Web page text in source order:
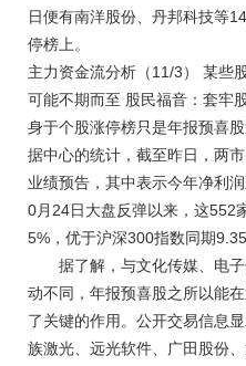
日便有南洋股份、丹邦科技等
停榜上。
主力资金流分析（11/3） 某些
可能不期而至 股民福音：套
身于个股涨停榜只是年报预喜
据中心的统计，截至昨日，两
业绩预告，其中表示今年净利
0月24日大盘反弹以来，这552
5%，优于沪深300指数同期
据了解，与文化传媒、电子
动不同，年报预喜股之所以能
了关键的作用。公开交易信息
族激光、远光软件、广田股份